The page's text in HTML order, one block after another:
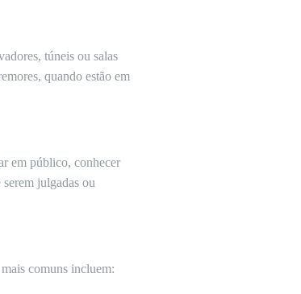
túneis ou salas
quando estão em
em público, conhecer
julgadas ou
comuns incluem: